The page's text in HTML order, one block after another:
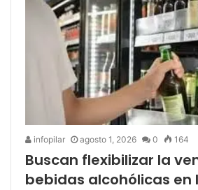
infopilar agosto 1, 2026 0 164
Buscan flexibilizar la
bebidas alcohólicas en